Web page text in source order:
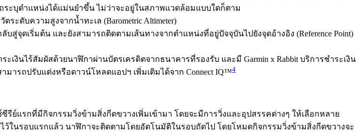
ระบุตำแหน่งได้แม่นยำขึ้น ไม่ว่าจะอยู่ในสภาพแวดล้อมแบบใดก็ตาม
ระดับความสูงจากน้ำทะเล (Barometric Altimeter)
สู่จุดเริ่มต้น และยังสามารถติดตามเส้นทางจากตำแหน่งที่อยู่ปัจจุบันไปยังจุดอ้างอิง (Reference Point)
เงินไร้สัมผัสด้วยนาฬิกาผ่านบัตรเครดิตจากธนาคารที่รองรับ และมี Garmin x Rabbit บริการชำระเงิน
ารถปรับแต่งหรือดาวน์โหลดแอปฯ เพิ่มเติมได้จาก Connect IQ™4
ย์แรกที่มีกิจกรรมวิ่งข้ามสิ่งกีดขวางเพิ่มเข้ามา โดยจะมีการวิ่งและอุปสรรคต่างๆ ให้เลือกหลาย
นรอบแรกแล้ว นาฬิกาจะติดตามโดยอัตโนมัติในรอบถัดไป โดยโหมดกิจกรรมวิ่งข้ามสิ่งกีดขวางจะ